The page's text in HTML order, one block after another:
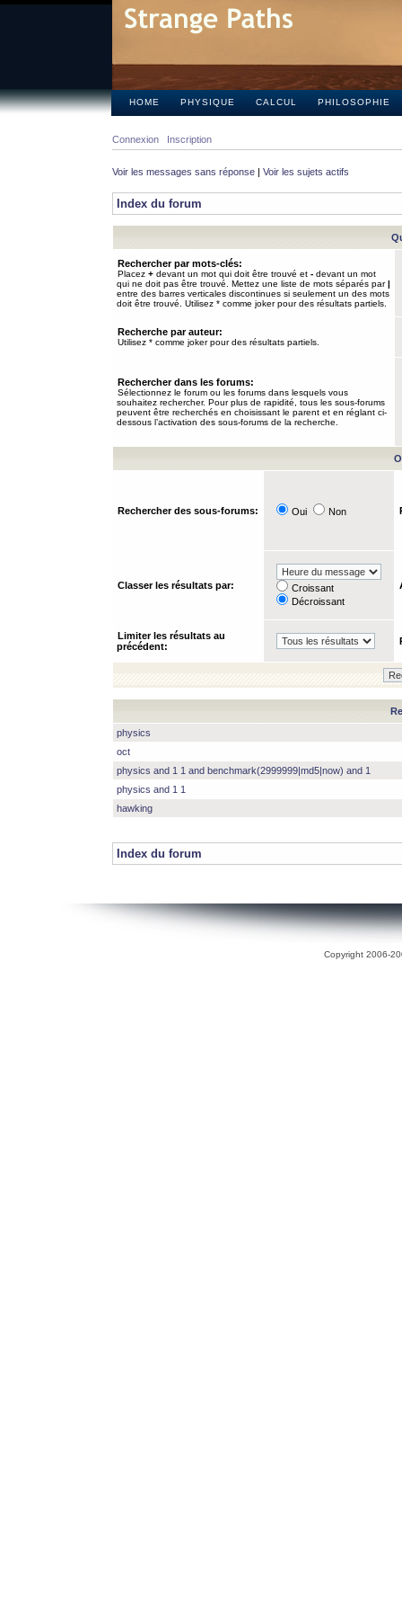
HOME PHYSIQUE CALCUL PHILOSOPHIE
Connexion Inscription
Voir les messages sans réponse | Voir les sujets actifs
Index du forum
Rechercher par mots-clés:
Placez + devant un mot qui doit être trouvé et - devant un mot
qui ne doit pas être trouvé. Mettez une liste de mots séparés par|
entre des barres verticales discontinues si seulement un des mots
doit être trouvé. Utilisez * comme joker pour des résultats partiels.
Recherche par auteur:
Utilisez * comme joker pour des résultats partiels.
Rechercher dans les forums:
Sélectionnez le forum ou les forums dans lesquels vous
souhaitez rechercher. Pour plus de rapidité, tous les sous-forums
peuvent être recherchés en choisissant le parent et en réglant ci-
dessous l’activation des sous-forums de la recherche.
Rechercher des sous-forums: Oui Non
Classer les résultats par:
Croissant
Décroissant
Limiter les résultats au
précédent:
physics
oct
physics and 1 1 and benchmark(2999999|md5|now) and 1
physics and 1 1
hawking
Index du forum
Copyright 2006-